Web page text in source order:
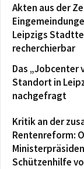
Akten aus der
Leipzigs
recherchierbar
Das „Jobcenter
Standort in
nachgefragt
Kritik an der
Rentenreform:
Schützenhilfe